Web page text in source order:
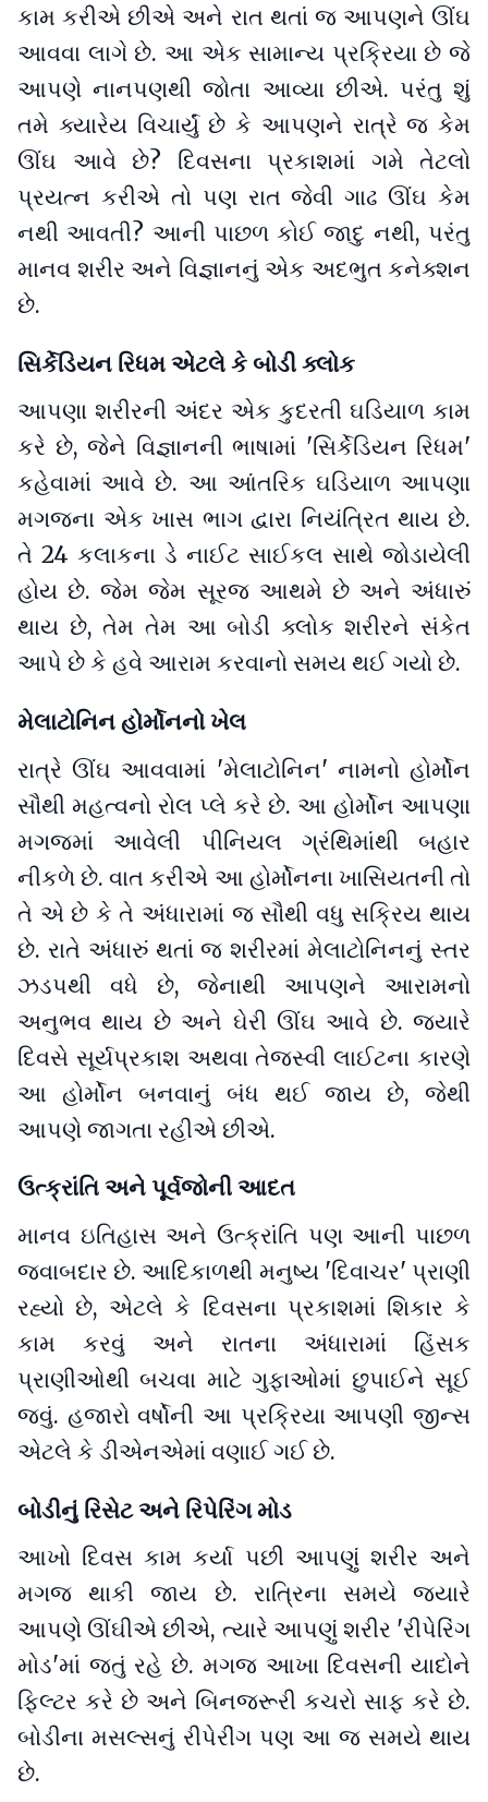
કામ કરીએ છીએ અને રાત થતાં જ આપણને ઊંઘ
આવવા લાગે છે. આ એક સામાન્ય પ્રક્રિયા છે જે
આપણે નાનપણથી જોતા આવ્યા છીએ. પરંતુ શું
તમે ક્યારેય વિચાર્યું છે કે આપણને રાત્રે જ કેમ
ઊંઘ આવે છે? દિવસના પ્રકાશમાં ગમે તેટલો
પ્રયત્ન કરીએ તો પણ રાત જેવી ગાઢ ઊંઘ કેમ
નથી આવતી? આની પાછળ કોઈ જાદુ નથી, પરંતુ
માનવ શરીર અને વિજ્ઞાનનું એક અદભુત કનેક્શન
છે.
સિર્કેડિયન રિધમ એટલે કે બોડી ક્લોક
આપણા શરીરની અંદર એક કુદરતી ઘડિયાળ કામ
કરે છે, જેને વિજ્ઞાનની ભાષામાં 'સિર્કેડિયન રિધમ'
કહેવામાં આવે છે. આ આંતરિક ઘડિયાળ આપણા
મગજના એક ખાસ ભાગ દ્વારા નિયંત્રિત થાય છે.
તે 24 કલાકના ડે નાઈટ સાઈકલ સાથે જોડાયેલી
હોય છે. જેમ જેમ સૂરજ આથમે છે અને અંધારું
થાય છે, તેમ તેમ આ બોડી ક્લોક શરીરને સંકેત
આપે છે કે હવે આરામ કરવાનો સમય થઈ ગયો છે.
મેલાટોનિન હોર્મોનનો ખેલ
રાત્રે ઊંઘ આવવામાં 'મેલાટોનિન' નામનો હોર્મોન
સૌથી મહત્વનો રોલ પ્લે કરે છે. આ હોર્મોન આપણા
મગજમાં આવેલી પીનિયલ ગ્રંથિમાંથી બહાર
નીકળે છે. વાત કરીએ આ હોર્મોનના ખાસિયતની તો
તે એ છે કે તે અંધારામાં જ સૌથી વધુ સક્રિય થાય
છે. રાતે અંધારું થતાં જ શરીરમાં મેલાટોનિનનું સ્તર
ઝડપથી વધે છે, જેનાથી આપણને આરામનો
અનુભવ થાય છે અને ઘેરી ઊંઘ આવે છે. જ્યારે
દિવસે સૂર્યપ્રકાશ અથવા તેજસ્વી લાઈટના કારણે
આ હોર્મોન બનવાનું બંધ થઈ જાય છે, જેથી
આપણે જાગતા રહીએ છીએ.
ઉત્ક્રાંતિ અને પૂર્વજોની આદત
માનવ ઇતિહાસ અને ઉત્ક્રાંતિ પણ આની પાછળ
જવાબદાર છે. આદિકાળથી મનુષ્ય 'દિવાચર' પ્રાણી
રહ્યો છે, એટલે કે દિવસના પ્રકાશમાં શિકાર કે
કામ કરવું અને રાતના અંધારામાં હિંસક
પ્રાણીઓથી બચવા માટે ગુફાઓમાં છુપાઈને સૂઈ
જવું. હજારો વર્ષોની આ પ્રક્રિયા આપણી જીન્સ
એટલે કે ડીએનએમાં વણાઈ ગઈ છે.
બોડીનું રિસેટ અને રિપેરિંગ મોડ
આખો દિવસ કામ કર્યા પછી આપણું શરીર અને
મગજ થાકી જાય છે. રાત્રિના સમયે જ્યારે
આપણે ઊંઘીએ છીએ, ત્યારે આપણું શરીર 'રીપેરિંગ
મોડ'માં જતું રહે છે. મગજ આખા દિવસની યાદોને
ફિલ્ટર કરે છે અને બિનજરૂરી કચરો સાફ કરે છે.
બોડીના મસલ્સનું રીપેરીંગ પણ આ જ સમયે થાય
છે.